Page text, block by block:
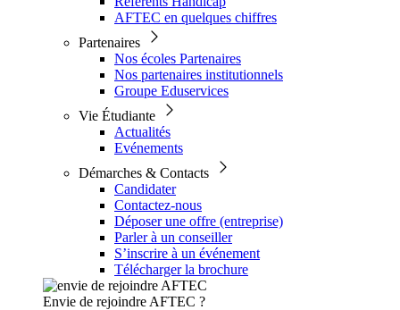
AFTEC en quelques chiffres
Partenaires
Nos écoles Partenaires
Nos partenaires institutionnels
Groupe Eduservices
Vie Étudiante
Actualités
Evénements
Démarches & Contacts
Candidater
Contactez-nous
Déposer une offre (entreprise)
Parler à un conseiller
S’inscrire à un événement
Télécharger la brochure
Envie de rejoindre AFTEC ?